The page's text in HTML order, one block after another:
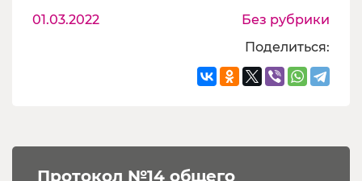
01.03.2022
Без рубрики
Поделиться:
Протокол №14 общего